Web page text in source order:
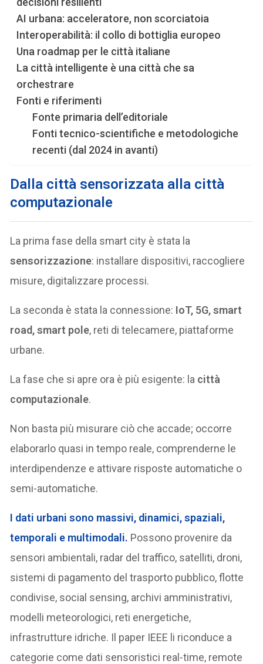
AI urbana: acceleratore, non scorciatoia
Interoperabilità: il collo di bottiglia europeo
Una roadmap per le città italiane
La città intelligente è una città che sa
orchestrare
Fonti e riferimenti
Fonte primaria dell’editoriale
Fonti tecnico-scientifiche e metodologiche
recenti (dal 2024 in avanti)
Dalla città sensorizzata alla città
computazionale
La prima fase della smart city è stata la
sensorizzazione: installare dispositivi, raccogliere
misure, digitalizzare processi.
La seconda è stata la connessione: IoT, 5G, smart
road, smart pole, reti di telecamere, piattaforme
urbane.
La fase che si apre ora è più esigente: la città
computazionale.
Non basta più misurare ciò che accade; occorre
elaborarlo quasi in tempo reale, comprenderne le
interdipendenze e attivare risposte automatiche o
semi-automatiche.
I dati urbani sono massivi, dinamici, spaziali,
temporali e multimodali. Possono provenire da
sensori ambientali, radar del traffico, satelliti, droni,
sistemi di pagamento del trasporto pubblico, flotte
condivise, social sensing, archivi amministrativi,
modelli meteorologici, reti energetiche,
infrastrutture idriche. Il paper IEEE li riconduce a
categorie come dati sensoristici real-time, remote